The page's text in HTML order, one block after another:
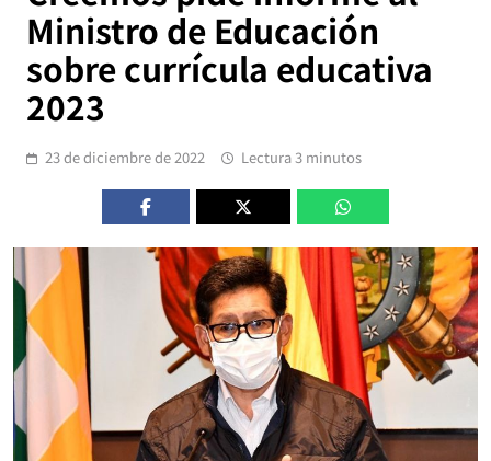
Ministro de Educación
sobre currícula educativa
2023
23 de diciembre de 2022 Lectura 3 minutos